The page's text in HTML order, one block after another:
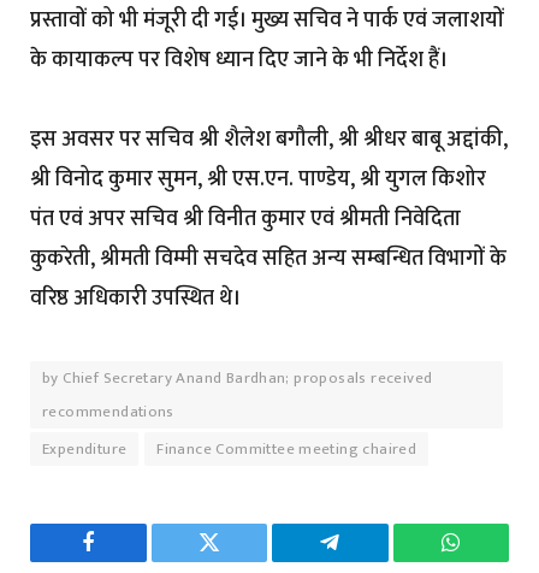
प्रस्तावों को भी मंजूरी दी गई। मुख्य सचिव ने पार्क एवं जलाशयों
के कायाकल्प पर विशेष ध्यान दिए जाने के भी निर्देश हैं।
इस अवसर पर सचिव श्री शैलेश बगौली, श्री श्रीधर बाबू अद्दांकी,
श्री विनोद कुमार सुमन, श्री एस.एन. पाण्डेय, श्री युगल किशोर
पंत एवं अपर सचिव श्री विनीत कुमार एवं श्रीमती निवेदिता
कुकरेती, श्रीमती विम्मी सचदेव सहित अन्य सम्बन्धित विभागों के
वरिष्ठ अधिकारी उपस्थित थे।
by Chief Secretary Anand Bardhan; proposals received
recommendations
Expenditure
Finance Committee meeting chaired
Facebook Twitter Telegram